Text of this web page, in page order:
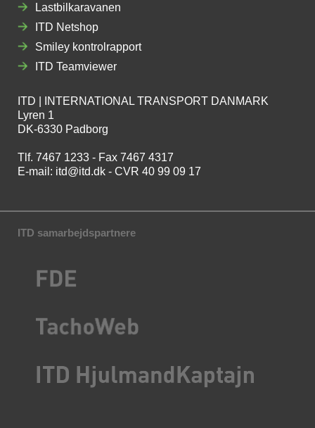
Lastbilkaravanen
ITD Netshop
Smiley kontrolrapport
ITD Teamviewer
ITD | INTERNATIONAL TRANSPORT DANMARK
Lyren 1
DK-6330 Padborg
Tlf. 7467 1233 - Fax 7467 4317
E-mail: itd@itd.dk - CVR 40 99 09 17
ITD samarbejdspartnere